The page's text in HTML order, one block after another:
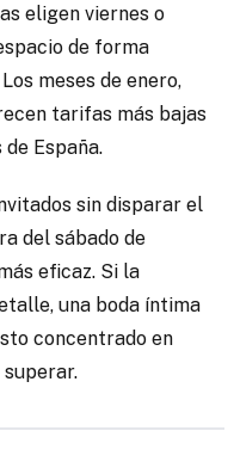
eligen viernes o
de forma
meses de enero,
tarifas más bajas
España.
sin disparar el
del sábado de
eficaz. Si la
una boda íntima
concentrado en